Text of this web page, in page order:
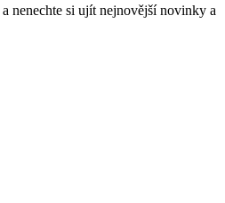
nenechte si ujít nejnovější novinky a